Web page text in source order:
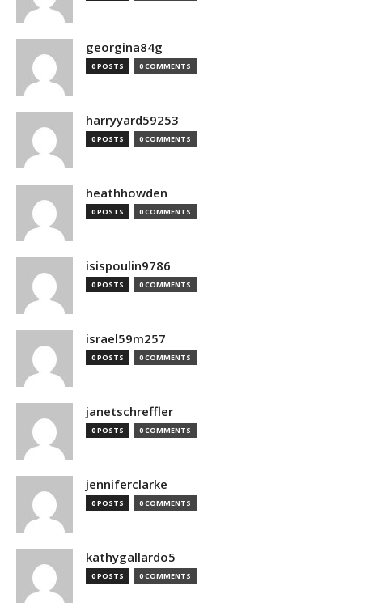
georgina84g
0 POSTS 0 COMMENTS
harryyard59253
0 POSTS 0 COMMENTS
heathhowden
0 POSTS 0 COMMENTS
isispoulin9786
0 POSTS 0 COMMENTS
israel59m257
0 POSTS 0 COMMENTS
janetschreffler
0 POSTS 0 COMMENTS
jenniferclarke
0 POSTS 0 COMMENTS
kathygallardo5
0 POSTS 0 COMMENTS